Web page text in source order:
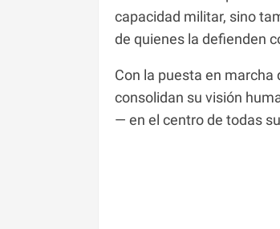
capacidad militar, sino
de quienes la defienden
Con la puesta en marcha
consolidan su visión
— en el centro de todas